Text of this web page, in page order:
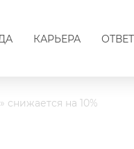
КАРЬЕРА
снижается на 10%